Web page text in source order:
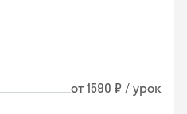
от 1590 ₽ / урок